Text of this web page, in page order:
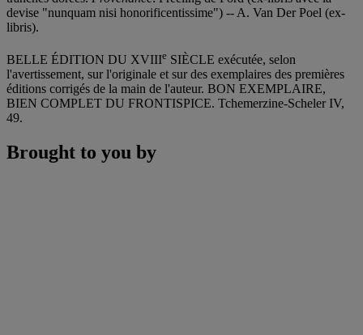
devise "nunquam nisi honorificentissime") -- A. Van Der Poel (ex-
libris).
BELLE ÉDITION DU XVIIIe SIÈCLE exécutée, selon
l'avertissement, sur l'originale et sur des exemplaires des premières
éditions corrigés de la main de l'auteur. BON EXEMPLAIRE,
BIEN COMPLET DU FRONTISPICE. Tchemerzine-Scheler IV,
49.
Brought to you by